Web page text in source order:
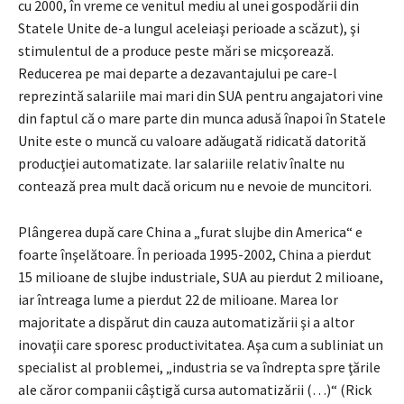
cu 2000, în vreme ce venitul mediu al unei gospodării din
Statele Unite de-a lungul aceleiaşi perioade a scăzut), şi
stimulentul de a produce peste mări se micşorează.
Reducerea pe mai departe a dezavantajului pe care-l
reprezintă salariile mai mari din SUA pentru angajatori vine
din faptul că o mare parte din munca adusă înapoi în Statele
Unite este o muncă cu valoare adăugată ridicată datorită
producţiei automatizate. Iar salariile relativ înalte nu
contează prea mult dacă oricum nu e nevoie de muncitori.
Plângerea după care China a „furat slujbe din America“ e
foarte înşelătoare. În perioada 1995-2002, China a pierdut
15 milioane de slujbe industriale, SUA au pierdut 2 milioane,
iar întreaga lume a pierdut 22 de milioane. Marea lor
majoritate a dispărut din cauza automatizării şi a altor
inovaţii care sporesc productivitatea. Aşa cum a subliniat un
specialist al problemei, „industria se va îndrepta spre ţările
ale căror companii câştigă cursa automatizării (…)“ (Rick